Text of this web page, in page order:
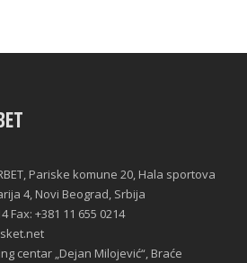
Pariske komune 20, Hala sportova
4, Novi Beograd, Srbija
Fax: +381 11 655 0214
centar „Dejan Milojević“, Braće